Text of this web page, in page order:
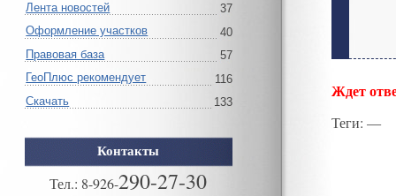
Лента новостей
37
Оформление участков
40
Правовая база
57
ГеоПлюс рекомендует
116
Скачать
133
Контакты
Тел.: 8-926-290-27-30
Ждет
Теги: —